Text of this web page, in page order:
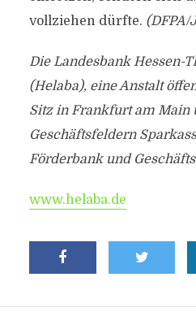
vollziehen dürfte. (DFPA/
Die Landesbank Hessen-
(Helaba), eine Anstalt
Sitz in Frankfurt am Main
Geschäftsfeldern
Förderbank und
www.helaba.de